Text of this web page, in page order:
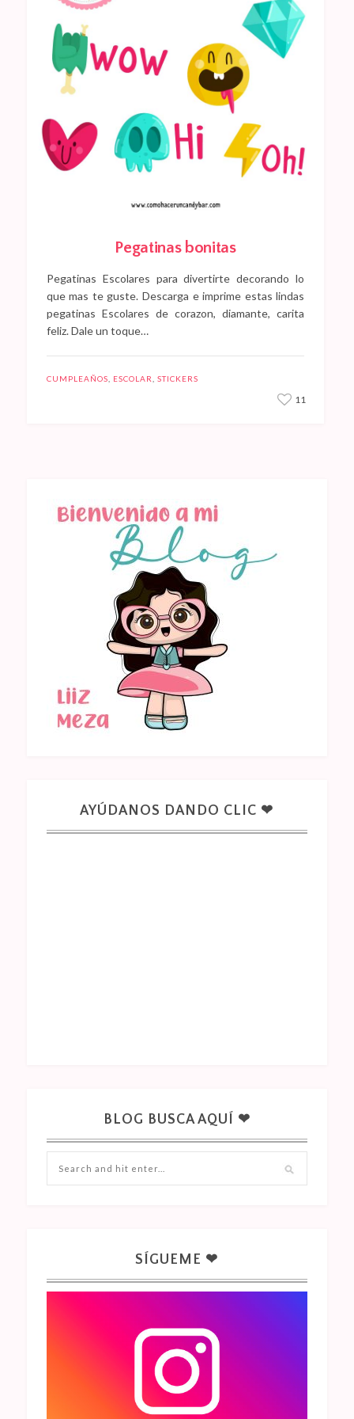
Pegatinas bonitas
Pegatinas Escolares para divertirte decorando lo
que mas te guste. Descarga e imprime estas lindas
pegatinas Escolares de corazon, diamante, carita
feliz. Dale un toque…
CUMPLEAÑOS ESCOLAR STICKERS
11
AYÚDANOS DANDO CLIC ❤
BLOG BUSCA AQUÍ ❤
SÍGUEME ❤